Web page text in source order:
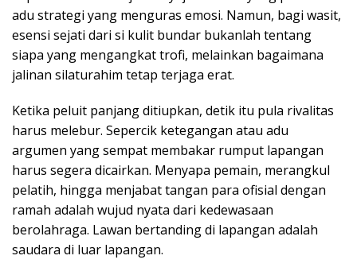
adu strategi yang menguras emosi. Namun, bagi wasit,
esensi sejati dari si kulit bundar bukanlah tentang
siapa yang mengangkat trofi, melainkan bagaimana
jalinan silaturahim tetap terjaga erat.
Ketika peluit panjang ditiupkan, detik itu pula rivalitas
harus melebur. Sepercik ketegangan atau adu
argumen yang sempat membakar rumput lapangan
harus segera dicairkan. Menyapa pemain, merangkul
pelatih, hingga menjabat tangan para ofisial dengan
ramah adalah wujud nyata dari kedewasaan
berolahraga. Lawan bertanding di lapangan adalah
saudara di luar lapangan.